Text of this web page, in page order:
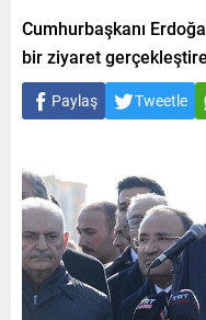
Cumhurbaşkanı
bir ziyaret
Paylaş Tweetle